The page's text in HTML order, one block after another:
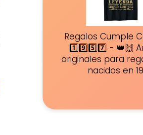
Regalos Cumple
1️⃣9️⃣5️⃣7️⃣ - 👑🙌
originales para
nacidos en